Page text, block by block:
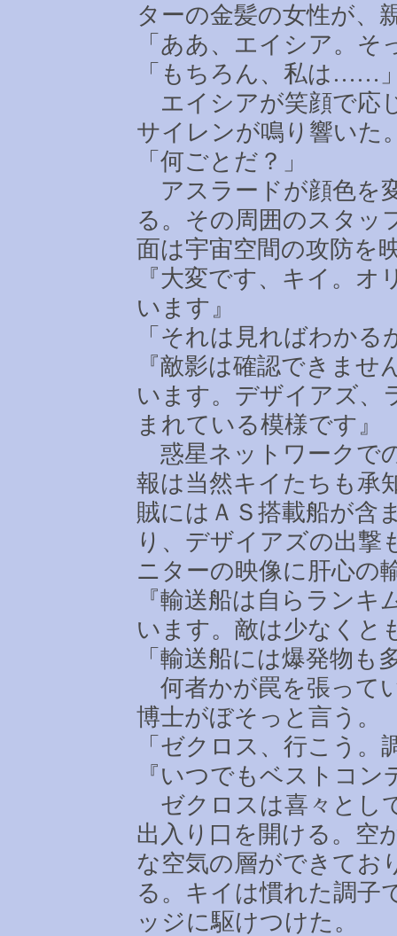
ターの金髪の女性が、
「ああ、エイシア。
「もちろん、私は ……
エイシアが笑顔で応
サイレンが鳴り響いた
「何ごとだ？」
アスラードが顔色を
る。その周囲のスタッ
面は宇宙空間の攻防を
『大変です、キイ。
います』
「それは見ればわかる
『敵影は確認できま
います。デザイアズ、
まれている模様です』
惑星ネットワークで
報は当然キイたちも承
賊にはＡＳ搭載船が含
り、デザイアズの出撃
ニターの映像に肝心の
『輸送船は自らラン
います。敵は少なくと
「輸送船には爆発物も
何者かが罠を張って
博士がぼそっと言う。
「ゼクロス、行こう。
『いつでもベストコ
ゼクロスは喜々とし
出入り口を開ける。空
な空気の層ができてお
る。キイは慣れた調子
ッジに駆けつけた。